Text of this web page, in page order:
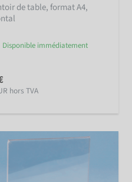
de table, format A4,
Disponible immédiatement
hors TVA